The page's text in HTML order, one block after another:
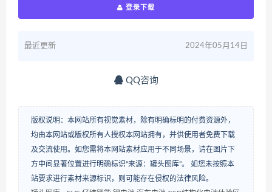
登录下载
最近更新 2024年05月14日
QQ咨询
版权说明：本网站所有视觉素材，除有明确标明的付费资源外，
均由本网站或版权所有人授权本网站拥有，并供使用者免费下载
及交流使用。如您需将本网站素材应用于不同场景，请在图片下
方中间显著位置进行明确标识“来源：罐头图库”。 如您未按照本
站要求进行素材来源标识，则可能存在侵权的法律风险。